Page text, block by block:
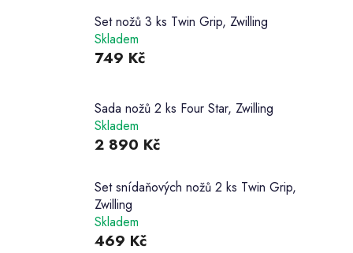
Set nožů 3 ks Twin Grip, Zwilling
Skladem
749 Kč
Sada nožů 2 ks Four Star, Zwilling
Skladem
2 890 Kč
Set snídaňových nožů 2 ks Twin Grip,
Zwilling
Skladem
469 Kč